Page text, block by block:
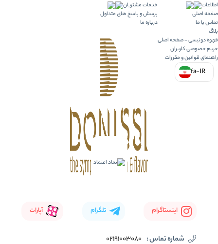
اطلاعات
صفحه اصلی
تماس با ما
بلاگ
قهوه دونیسی - صفحه اصلی
حریم خصوصی کاربران
راهنمای قوانین و مقررات
خدمات مشتریان
پرسش و پاسخ های متداول
درباره ما
fa-IR
اینستاگرام تلگرام آپارات
شماره تماس : 02191003080